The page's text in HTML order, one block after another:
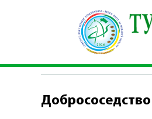
\ Политика \
ПОЛИТИКА